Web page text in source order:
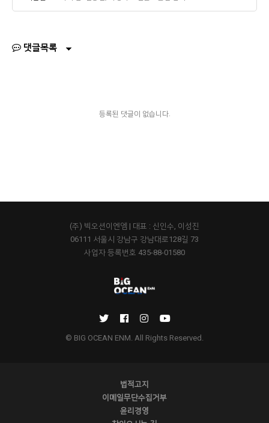
댓글목록
등록된 댓글이 없습니다.
(주) 빅오션이엔엠 | 대표 : 신인수, 이성진
06111 서울시 강남구 강남대로128길 73
사업자 등록번호 435-88-01580
© BIG OCEAN ENM. All Rights Reserved.
법적고지
이메일무단수집거부
윤리경영